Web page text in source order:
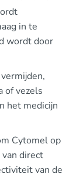
in te
wordt door
of vezels
het medicijn
Cytomel op
direct
van de